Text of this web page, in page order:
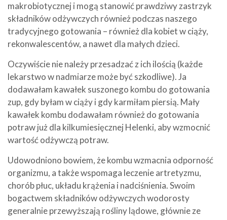
makrobiotycznej i mogą stanowić prawdziwy zastrzyk
składników odżywczych również podczas naszego
tradycyjnego gotowania – również dla kobiet w ciąży,
rekonwalescentów, a nawet dla małych dzieci.
Oczywiście nie należy przesadzać z ich ilością (każde
lekarstwo w nadmiarze może być szkodliwe). Ja
dodawałam kawałek suszonego kombu do gotowania
zup, gdy byłam w ciąży i gdy karmiłam piersią. Mały
kawałek kombu dodawałam również do gotowania
potraw już dla kilkumiesięcznej Helenki, aby wzmocnić
wartość odżywczą potraw.
Udowodniono bowiem, że kombu wzmacnia odporność
organizmu, a także wspomaga leczenie artretyzmu,
chorób płuc, układu krążenia i nadciśnienia. Swoim
bogactwem składników odżywczych wodorosty
generalnie przewyższają rośliny lądowe, głównie ze